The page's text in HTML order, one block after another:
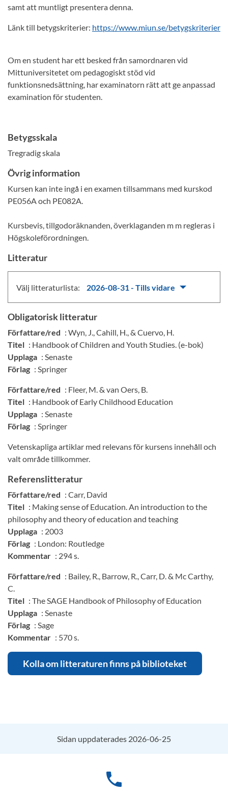
samt att muntligt presentera denna.
Länk till betygskriterier: https://www.miun.se/betygskriterier
Om en student har ett besked från samordnaren vid
Mittuniversitetet om pedagogiskt stöd vid
funktionsnedsättning, har examinatorn rätt att ge anpassad
examination för studenten.
Betygsskala
Tregradig skala
Övrig information
Kursen kan inte ingå i en examen tillsammans med kurskod
PE056A och PE082A.
Kursbevis, tillgodoräknanden, överklaganden m m regleras i
Högskoleförordningen.
Litteratur
Välj litteraturlista: 2026-08-31 - Tills vidare
Obligatorisk litteratur
Författare/red : Wyn, J., Cahill, H., & Cuervo, H.
Titel : Handbook of Children and Youth Studies. (e-bok)
Upplaga : Senaste
Förlag : Springer
Författare/red : Fleer, M. & van Oers, B.
Titel : Handbook of Early Childhood Education
Upplaga : Senaste
Förlag : Springer
Vetenskapliga artiklar med relevans för kursens innehåll och
valt område tillkommer.
Referenslitteratur
Författare/red : Carr, David
Titel : Making sense of Education. An introduction to the
philosophy and theory of education and teaching
Upplaga : 2003
Förlag : London: Routledge
Kommentar : 294 s.
Författare/red : Bailey, R., Barrow, R., Carr, D. & Mc Carthy,
C.
Titel : The SAGE Handbook of Philosophy of Education
Upplaga : Senaste
Förlag : Sage
Kommentar : 570 s.
Kolla om litteraturen finns på biblioteket
Sidan uppdaterades 2026-06-25
phone